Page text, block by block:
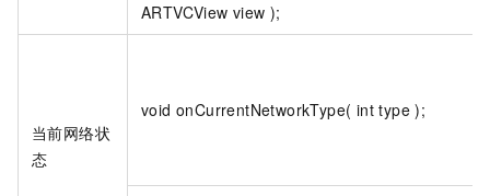
ARTVCView view );
当前网络状
态
void onCurrentNetworkType( int type );